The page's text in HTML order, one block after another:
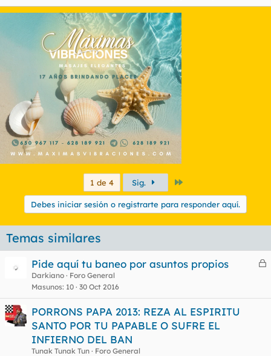
1 de 4 Sig.
Debes iniciar sesión o registrarte para responder aquí.
Temas similares
C
r
Pide aquí tu baneo por asuntos propios
Darkiano
Foro General
Masunos 10 30 Oct 2016
PORRONS PAPA 2013: REZA AL ESPIRITU
SANTO POR TU PAPABLE O SUFRE EL
INFIERNO DEL BAN
Tunak Tunak Tun
Foro General